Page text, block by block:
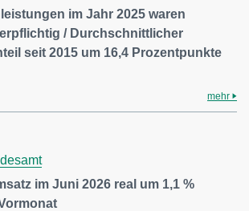
im Jahr 2025 waren
/ Durchschnittlicher
seit 2015 um 16,4 Prozentpunkte
mehr
im Juni 2026 real um 1,1 %